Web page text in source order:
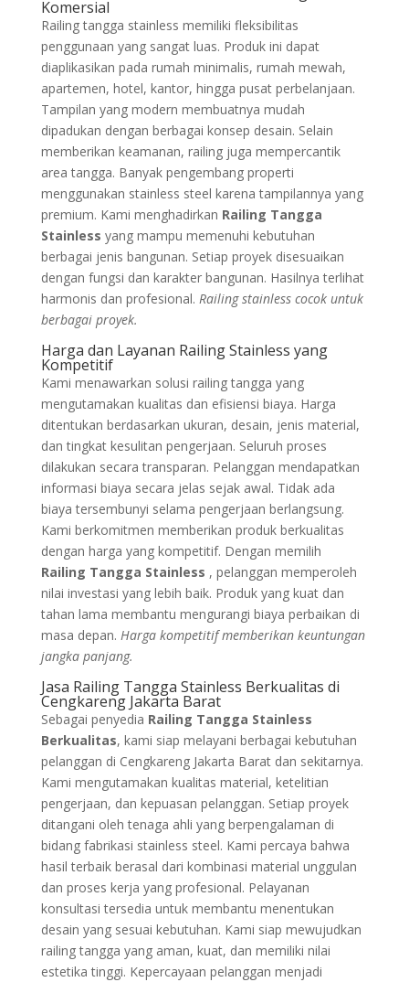
Komersial
Railing tangga stainless memiliki fleksibilitas
penggunaan yang sangat luas. Produk ini dapat
diaplikasikan pada rumah minimalis, rumah mewah,
apartemen, hotel, kantor, hingga pusat perbelanjaan.
Tampilan yang modern membuatnya mudah
dipadukan dengan berbagai konsep desain. Selain
memberikan keamanan, railing juga mempercantik
area tangga. Banyak pengembang properti
menggunakan stainless steel karena tampilannya yang
premium. Kami menghadirkan Railing Tangga
Stainless yang mampu memenuhi kebutuhan
berbagai jenis bangunan. Setiap proyek disesuaikan
dengan fungsi dan karakter bangunan. Hasilnya terlihat
harmonis dan profesional. Railing stainless cocok untuk
berbagai proyek.
Harga dan Layanan Railing Stainless yang
Kompetitif
Kami menawarkan solusi railing tangga yang
mengutamakan kualitas dan efisiensi biaya. Harga
ditentukan berdasarkan ukuran, desain, jenis material,
dan tingkat kesulitan pengerjaan. Seluruh proses
dilakukan secara transparan. Pelanggan mendapatkan
informasi biaya secara jelas sejak awal. Tidak ada
biaya tersembunyi selama pengerjaan berlangsung.
Kami berkomitmen memberikan produk berkualitas
dengan harga yang kompetitif. Dengan memilih
Railing Tangga Stainless , pelanggan memperoleh
nilai investasi yang lebih baik. Produk yang kuat dan
tahan lama membantu mengurangi biaya perbaikan di
masa depan. Harga kompetitif memberikan keuntungan
jangka panjang.
Jasa Railing Tangga Stainless Berkualitas di
Cengkareng Jakarta Barat
Sebagai penyedia Railing Tangga Stainless
Berkualitas, kami siap melayani berbagai kebutuhan
pelanggan di Cengkareng Jakarta Barat dan sekitarnya.
Kami mengutamakan kualitas material, ketelitian
pengerjaan, dan kepuasan pelanggan. Setiap proyek
ditangani oleh tenaga ahli yang berpengalaman di
bidang fabrikasi stainless steel. Kami percaya bahwa
hasil terbaik berasal dari kombinasi material unggulan
dan proses kerja yang profesional. Pelayanan
konsultasi tersedia untuk membantu menentukan
desain yang sesuai kebutuhan. Kami siap mewujudkan
railing tangga yang aman, kuat, dan memiliki nilai
estetika tinggi. Kepercayaan pelanggan menjadi